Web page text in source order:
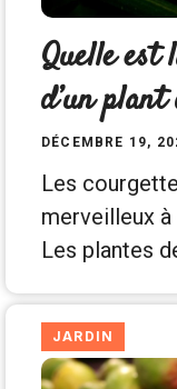
Quelle
d’un
DÉCEMBRE 19,
Les
merveilleux
Les plantes
JARDIN